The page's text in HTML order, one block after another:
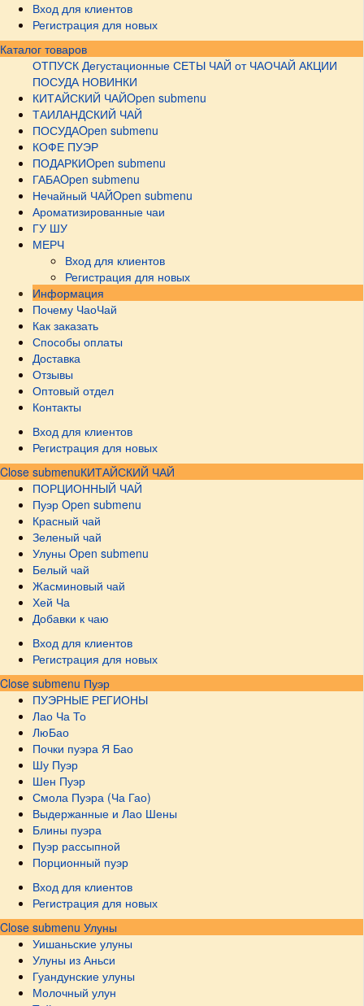
Вход для клиентов
Регистрация для новых
Каталог товаров
ОТПУСК Дегустационные СЕТЫ ЧАЙ от ЧАОЧАЙ АКЦИИ
ПОСУДА НОВИНКИ
КИТАЙСКИЙ ЧАЙOpen submenu
ТАИЛАНДСКИЙ ЧАЙ
ПОСУДАOpen submenu
КОФЕ ПУЭР
ПОДАРКИOpen submenu
ГАБАOpen submenu
Нечайный ЧАЙOpen submenu
Ароматизированные чаи
ГУ ШУ
МЕРЧ
Вход для клиентов
Регистрация для новых
Информация
Почему ЧаоЧай
Как заказать
Способы оплаты
Доставка
Отзывы
Оптовый отдел
Контакты
Вход для клиентов
Регистрация для новых
Close submenuКИТАЙСКИЙ ЧАЙ
ПОРЦИОННЫЙ ЧАЙ
Пуэр Open submenu
Красный чай
Зеленый чай
Улуны Open submenu
Белый чай
Жасминовый чай
Хей Ча
Добавки к чаю
Вход для клиентов
Регистрация для новых
Close submenu Пуэр
ПУЭРНЫЕ РЕГИОНЫ
Лао Ча То
ЛюБао
Почки пуэра Я Бао
Шу Пуэр
Шен Пуэр
Смола Пуэра (Ча Гао)
Выдержанные и Лао Шены
Блины пуэра
Пуэр рассыпной
Порционный пуэр
Вход для клиентов
Регистрация для новых
Close submenu Улуны
Уишаньские улуны
Улуны из Аньси
Гуандунские улуны
Молочный улун